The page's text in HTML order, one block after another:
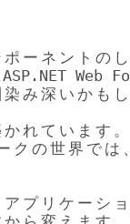
ポ ー ネ ン ト の し
ASP.NET Web
染 み 深 い か も し
かれ て い ま す 。
ク の世界 で は
ア プ リ ケ ー シ ョ